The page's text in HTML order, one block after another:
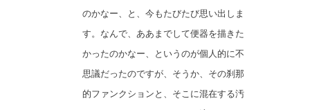
のかなー、と、今もたびたび思い出しま
す。なんで、ああまでして便器を描きた
かったのかなー、というのが個人的に不
思議だったのですが、そうか、その刹那
的ファンクションと、そこに混在する汚